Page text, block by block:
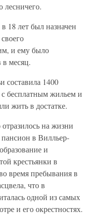
лесничего.
18 лет был назначен
и ему было
в месяц.
составила 1400
бесплатным жильем и
жить в достатке.
на жизни
в Вилльер-
и
крестьянки в
время пребывания в
что в
одной из самых
и его окрестностях.